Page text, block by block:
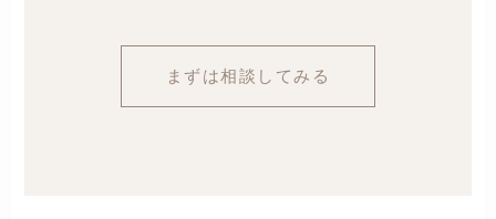
まずは相談してみる